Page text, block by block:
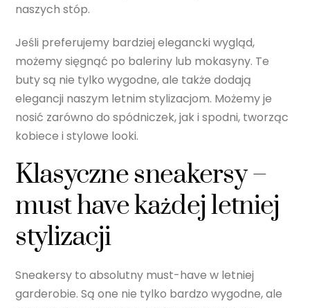
naszych stóp.
Jeśli preferujemy bardziej elegancki wygląd,
możemy sięgnąć po baleriny lub mokasyny. Te
buty są nie tylko wygodne, ale także dodają
elegancji naszym letnim stylizacjom. Możemy je
nosić zarówno do spódniczek, jak i spodni, tworząc
kobiece i stylowe looki.
Klasyczne sneakersy –
must have każdej letniej
stylizacji
Sneakersy to absolutny must-have w letniej
garderobie. Są one nie tylko bardzo wygodne, ale